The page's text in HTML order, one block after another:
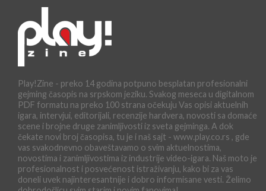
Play!Zine - preko 14 godina potpuno besplatan profesionalni
gejming časopis na srpskom jeziku. Svakog meseca u digitalnom
PDF formatu na preko 100 strana očekuju Vas opisi aktuelnih
igara, intervjui, editorijali, recenzije hardvera, novosti sa domaće
scene i brojne druge zanimljivosti iz sveta gejminga. A dok
čekate novi broj časopisa, tu je i naš sajt - www.play.co.rs , gde
vas svakodnevno obaveštavamo o svim aktuelnostima,
novostima i zanimljivostima iz industrije video-igara. Naš moto je
profesionalnost i posvećenost istraživanju, kako bi za vas
doneli uvek najinteresantnije i dobro informisane vesti. Želimo